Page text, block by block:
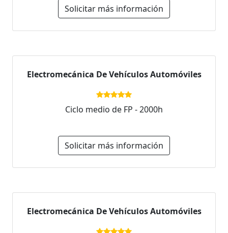
Solicitar más información
Electromecánica De Vehículos Automóviles
Ciclo medio de FP - 2000h
Solicitar más información
Electromecánica De Vehículos Automóviles